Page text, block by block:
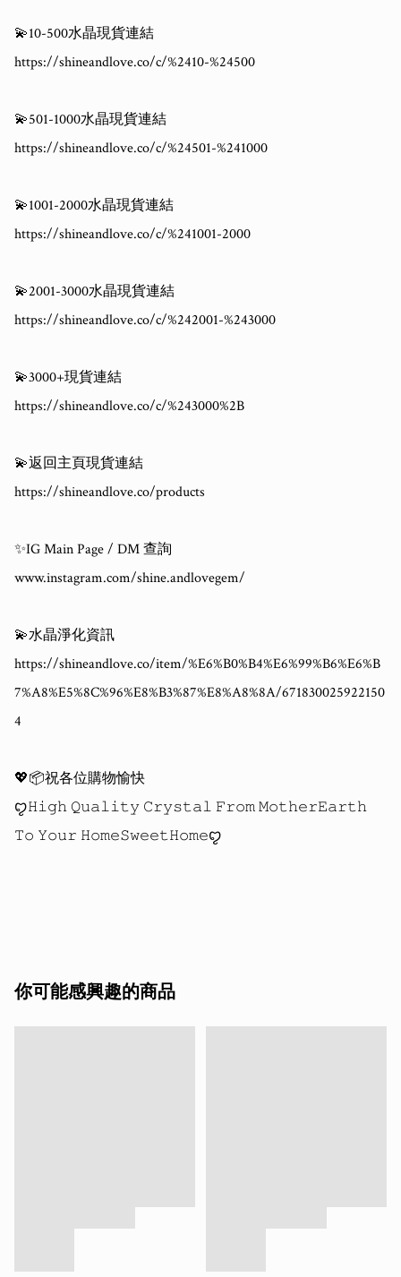
💫10-500水晶現貨連結
https://shineandlove.co/c/%2410-%24500
💫501-1000水晶現貨連結
https://shineandlove.co/c/%24501-%241000
💫1001-2000水晶現貨連結
https://shineandlove.co/c/%241001-2000
💫2001-3000水晶現貨連結
https://shineandlove.co/c/%242001-%243000
💫3000+現貨連結
https://shineandlove.co/c/%243000%2B
💫返回主頁現貨連結
https://shineandlove.co/products
✨IG Main Page / DM 查詢
www.instagram.com/shine.andlovegem/
💫水晶淨化資訊
https://shineandlove.co/item/%E6%B0%B4%E6%99%B6%E6%B
7%A8%E5%8C%96%E8%B3%87%E8%A8%8A/671830025922150
4
💖📦祝各位購物愉快
ꨄ𝙷𝚒𝚐𝚑 𝚀𝚞𝚊𝚕𝚒𝚝𝚢 𝙲𝚛𝚢𝚜𝚝𝚊𝚕 𝙵𝚛𝚘𝚖 𝙼𝚘𝚝𝚑𝚎𝚛𝙴𝚊𝚛𝚝𝚑
𝚃𝚘 𝚈𝚘𝚞𝚛 𝙷𝚘𝚖𝚎𝚂𝚠𝚎𝚎𝚝𝙷𝚘𝚖𝚎ꨄ
你可能感興趣的商品